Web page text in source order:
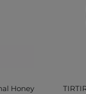
Honey